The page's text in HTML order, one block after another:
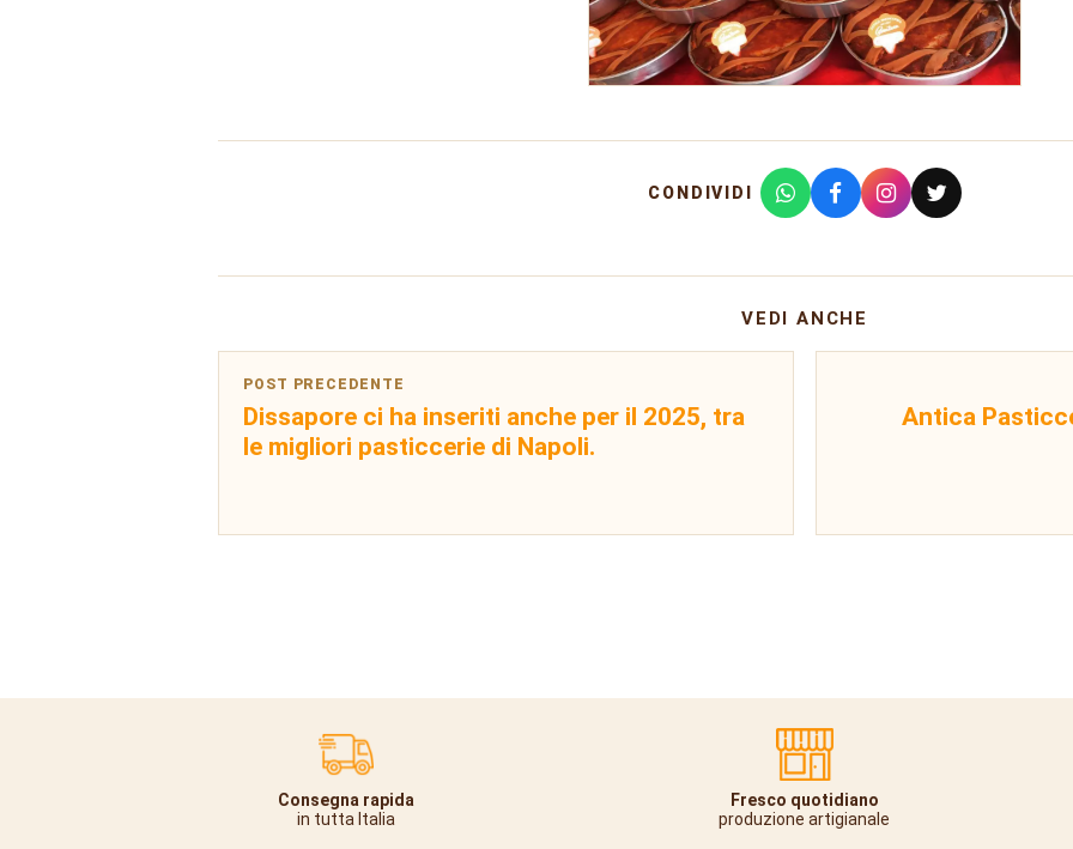
CONDIVIDI
VEDI ANCHE
POST PRECEDENTE
Dissapore ci ha inseriti anche per il 2025, tra
le migliori pasticcerie di Napoli.
Antica
Consegna rapida
in tutta Italia
Fresco quotidiano
produzione artigianale